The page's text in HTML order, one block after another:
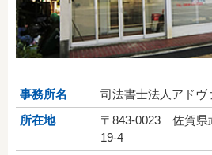
事務所名
司法書士法人アドヴ
所在地
〒843-0023 佐賀県
19-4